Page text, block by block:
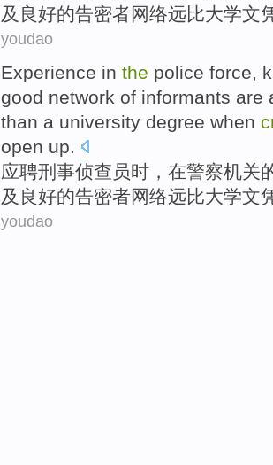
及 良好的告密者网络远比大学文
youdao
Experience in the police force,
good network of informants are
than a university degree when
open up.
应聘刑事侦查员时， 在警察机关
及 良好的告密者网络远比大学文
youdao